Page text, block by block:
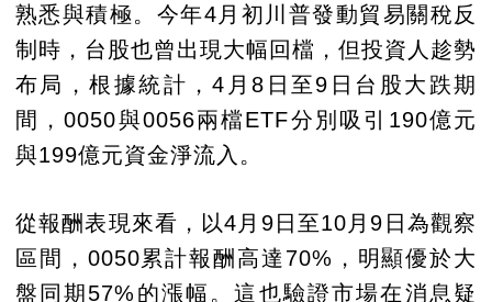
熟悉與積極。今年4月初川普發動貿易關稅反
制時，台股也曾出現大幅回檔，但投資人趁勢
布局，根據統計，4月8日至9日台股大跌期
間，0050與0056兩檔ETF分別吸引190億元
與199億元資金淨流入。
從報酬表現來看，以4月9日至10月9日為觀察
區間，0050累計報酬高達70%，明顯優於大
盤同期57%的漲幅。這也驗證市場在消息疑